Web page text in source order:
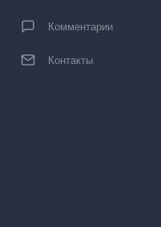
Комментарии
Контакты